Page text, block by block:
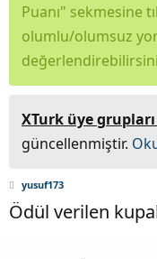
Puanı" sekmesine
olumlu/olumsuz
XTurk üye
güncellenmiştir.
yusuf173
Ödül verilen